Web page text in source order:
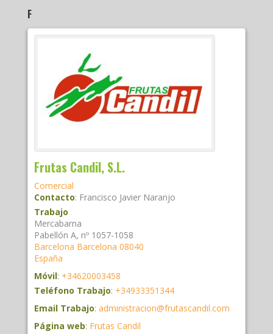
F
Frutas Candil, S.L.
Comercial
Contacto: Francisco Javier Naranjo
Trabajo
Mercabarna
Pabellón A, nº 1057-1058
Barcelona Barcelona 08040
España
Móvil: +34620003458
Teléfono Trabajo: +34933351344
Email Trabajo: administracion@frutascandil.com
Página web: Frutas Candil